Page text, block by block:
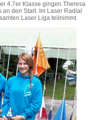
4.7er Klasse gingen Theresa
den Start. Im Laser Radial
Laser Liga teilnimmt.